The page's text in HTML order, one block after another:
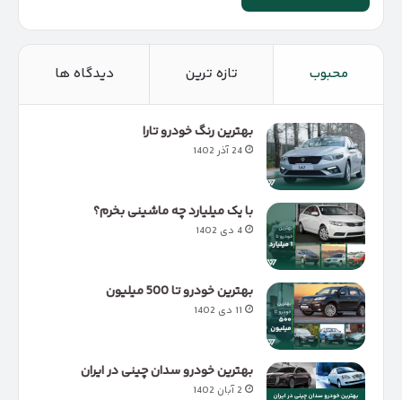
محبوب تازه ترین دیدگاه ها
بهترین رنگ خودرو تارا
24 آذر 1402
با یک میلیارد چه ماشینی بخرم؟
4 دی 1402
بهترین خودرو تا 500 میلیون
11 دی 1402
بهترین خودرو سدان چینی در ایران
2 آبان 1402